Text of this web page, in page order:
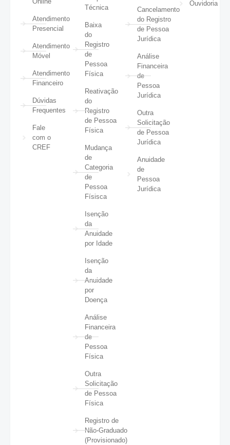
Atendimento
Presencial
Atendimento
Móvel
Atendimento
Financeiro
Dúvidas
Frequentes
Fale
com o
CREF
Técnica
Baixa
do
Registro
de
Pessoa
Física
Reativação
do
Registro
de Pessoa
Física
Mudança
de
Categoria
de
Pessoa
Físisca
Isenção
da
Anuidade
por Idade
Isenção
da
Anuidade
por
Doença
Análise
Financeira
de
Pessoa
Física
Outra
Solicitação
de Pessoa
Física
Registro de
Não-Graduado
(Provisionado)
Cancelamento
do Registro
de Pessoa
Jurídica
Análise
Financeira
de
Pessoa
Jurídica
Outra
Solicitação
de Pessoa
Jurídica
Anuidade
de
Pessoa
Jurídica
Ouvidoria